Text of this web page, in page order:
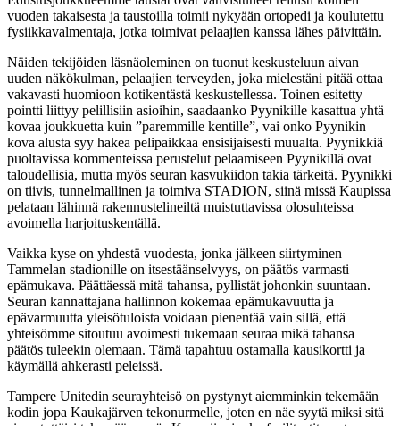
vuoden takaisesta ja taustoilla toimii nykyään ortopedi ja koulutettu
fysiikkavalmentaja, jotka toimivat pelaajien kanssa lähes päivittäin.
Näiden tekijöiden läsnäoleminen on tuonut keskusteluun aivan
uuden näkökulman, pelaajien terveyden, joka mielestäni pitää ottaa
vakavasti huomioon kotikentästä keskustellessa. Toinen esitetty
pointti liittyy pelillisiin asioihin, saadaanko Pyynikille kasattua yhtä
kovaa joukkuetta kuin ”paremmille kentille”, vai onko Pyynikin
kova alusta syy hakea pelipaikkaa ensisijaisesti muualta. Pyynikkiä
puoltavissa kommenteissa perustelut pelaamiseen Pyynikillä ovat
taloudellisia, mutta myös seuran kasvukiidon takia tärkeitä. Pyynikki
on tiivis, tunnelmallinen ja toimiva STADION, siinä missä Kaupissa
pelataan lähinnä rakennustelineiltä muistuttavissa olosuhteissa
avoimella harjoituskentällä.
Vaikka kyse on yhdestä vuodesta, jonka jälkeen siirtyminen
Tammelan stadionille on itsestäänselvyys, on päätös varmasti
epämukava. Päättäessä mitä tahansa, pyllistät johonkin suuntaan.
Seuran kannattajana hallinnon kokemaa epämukavuutta ja
epävarmuutta yleisötuloista voidaan pienentää vain sillä, että
yhteisömme sitoutuu avoimesti tukemaan seuraa mikä tahansa
päätös tuleekin olemaan. Tämä tapahtuu ostamalla kausikortti ja
käymällä ahkerasti peleissä.
Tampere Unitedin seurayhteisö on pystynyt aiemminkin tekemään
kodin jopa Kaukajärven tekonurmelle, joten en näe syytä miksi sitä